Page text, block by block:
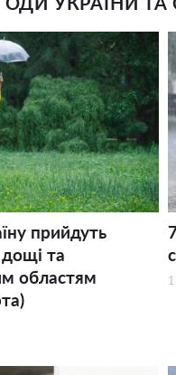
прийдуть
дощі та
областям